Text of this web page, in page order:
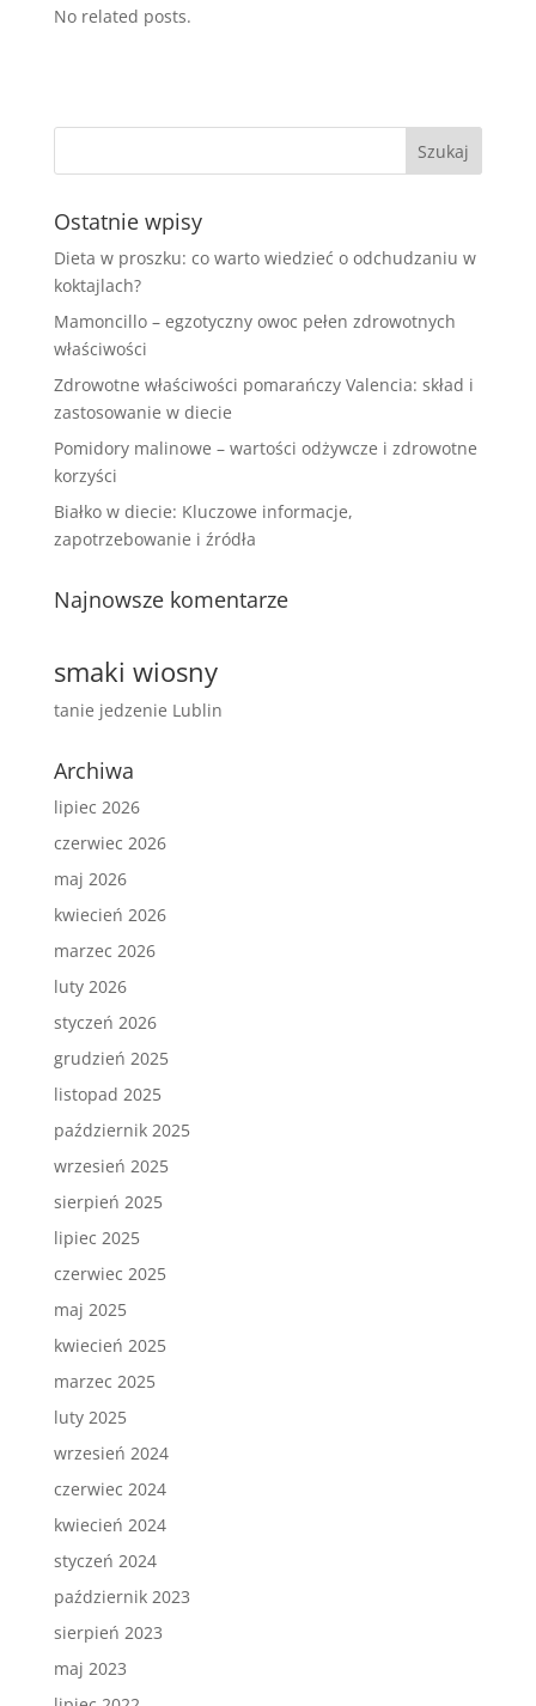
No related posts.
Ostatnie wpisy
Dieta w proszku: co warto wiedzieć o odchudzaniu w
koktajlach?
Mamoncillo – egzotyczny owoc pełen zdrowotnych
właściwości
Zdrowotne właściwości pomarańczy Valencia: skład i
zastosowanie w diecie
Pomidory malinowe – wartości odżywcze i zdrowotne
korzyści
Białko w diecie: Kluczowe informacje,
zapotrzebowanie i źródła
Najnowsze komentarze
smaki wiosny
tanie jedzenie Lublin
Archiwa
lipiec 2026
czerwiec 2026
maj 2026
kwiecień 2026
marzec 2026
luty 2026
styczeń 2026
grudzień 2025
listopad 2025
październik 2025
wrzesień 2025
sierpień 2025
lipiec 2025
czerwiec 2025
maj 2025
kwiecień 2025
marzec 2025
luty 2025
wrzesień 2024
czerwiec 2024
kwiecień 2024
styczeń 2024
październik 2023
sierpień 2023
maj 2023